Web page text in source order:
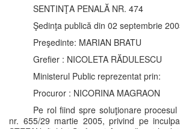
SENTINŢA PENALĂ NR. 474
Şedinţa publică din 02 septembrie
Preşedinte: MARIAN BRATU
Grefier : NICOLETA RĂDULESCU
Ministerul Public reprezentat prin:
Procuror : NICORINA MAGRAON
Pe rol fiind spre soluţionare
nr. 655/29 martie 2005, privind pe